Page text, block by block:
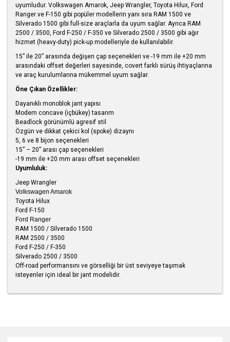
uyumludur. Volkswagen Amarok, Jeep Wrangler, Toyota Hilux, Ford
Ranger ve F-150 gibi popüler modellerin yanı sıra RAM 1500 ve
Silverado 1500 gibi full-size araçlarla da uyum sağlar. Ayrıca RAM
2500 / 3500, Ford F-250 / F-350 ve Silverado 2500 / 3500 gibi ağır
hizmet (heavy-duty) pick-up modelleriyle de kullanılabilir.
15” ile 20” arasında değişen çap seçenekleri ve -19 mm ile +20 mm
arasındaki offset değerleri sayesinde, covert farklı sürüş ihtiyaçlarına
ve araç kurulumlarına mükemmel uyum sağlar.
Öne Çıkan Özellikler:
Dayanıklı monoblok jant yapısı
Modern concave (içbükey) tasarım
Beadlock görünümlü agresif stil
Özgün ve dikkat çekici kol (spoke) dizaynı
5, 6 ve 8 bijon seçenekleri
15” – 20” arası çap seçenekleri
-19 mm ile +20 mm arası offset seçenekleri
Uyumluluk:
Jeep Wrangler
Volkswagen Amarok
Toyota Hilux
Ford F-150
Ford Ranger
RAM 1500 / Silverado 1500
RAM 2500 / 3500
Ford F-250 / F-350
Silverado 2500 / 3500
Off-road performansını ve görselliği bir üst seviyeye taşımak
isteyenler için ideal bir jant modelidir.